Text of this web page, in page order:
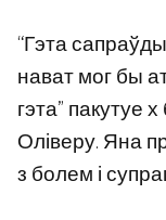
“Гэта
нават мог бы
гэта” пакутуе
Оліверу. Яна
з болем і